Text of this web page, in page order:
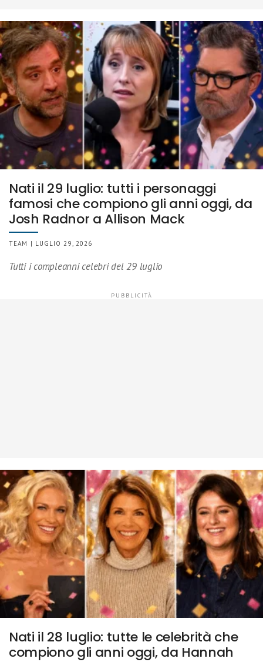
Nati il 29 luglio: tutti i personaggi
famosi che compiono gli anni oggi, da
Josh Radnor a Allison Mack
TEAM | LUGLIO 29, 2026
Tutti i compleanni celebri del 29 luglio
Nati il 28 luglio: tutte le celebrità che
compiono gli anni oggi, da Hannah